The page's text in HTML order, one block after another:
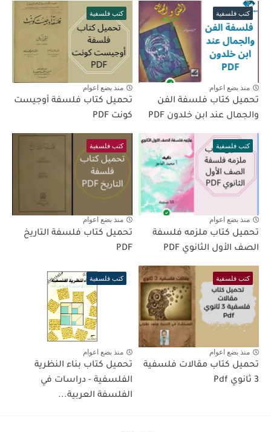
كتب فلسفية
منذ بضع اعوام
تحميل كتاب فلسفة الفن
والجمال عند ابن خلدون PDF
كتب فلسفية
منذ بضع اعوام
تحميل كتاب فلسفة أوجيست
كونت PDF
كتب فلسفية
منذ بضع اعوام
تحميل كتاب ملزمه فلسفة
الصف الأول الثانوي PDF
كتب فلسفية
منذ بضع اعوام
تحميل كتاب فلسفة التاريخ
PDF
كتب فلسفية
منذ بضع اعوام
تحميل كتاب مقالات فلسفية
3 ثانوي Pdf
كتب فلسفية
منذ بضع اعوام
تحميل كتاب بناء النظرية
الفلسفية - دراسات في
الفلسفة العربية...